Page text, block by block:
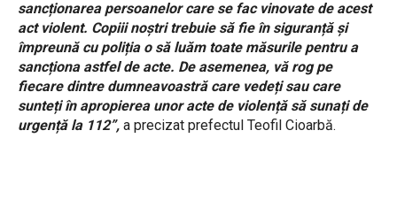
sancționarea persoanelor care se fac vinovate de acest
act violent. Copiii noștri trebuie să fie în siguranță și
împreună cu poliția o să luăm toate măsurile pentru a
sancționa astfel de acte. De asemenea, vă rog pe
fiecare dintre dumneavoastră care vedeți sau care
sunteți în apropierea unor acte de violență să sunați de
urgență la 112”, a precizat prefectul Teofil Cioarbă.